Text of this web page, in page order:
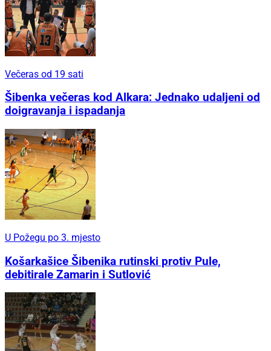
Večeras od 19 sati
Šibenka večeras kod Alkara: Jednako udaljeni od
doigravanja i ispadanja
U Požegu po 3. mjesto
Košarkašice Šibenika rutinski protiv Pule,
debitirale Zamarin i Sutlović